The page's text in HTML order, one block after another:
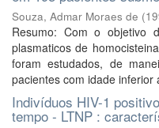
Souza, Admar Moraes de (
Resumo: Com o objetivo
plasmaticos de
foram estudados, de
pacientes com idade inferior
Indivíduos HIV-1
tempo - LTNP :